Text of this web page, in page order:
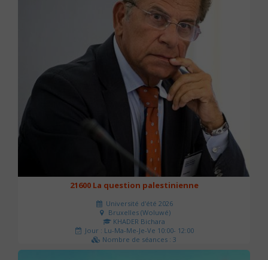
21600 La question palestinienne
Université d'été 2026
Bruxelles (Woluwé)
KHADER Bichara
Jour : Lu-Ma-Me-Je-Ve 10:00- 12:00
Nombre de séances : 3
63 €